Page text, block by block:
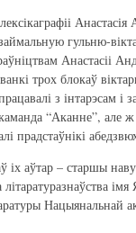
Анастасія
гульню-
Анастасіі
трох блокаў
з інтарэсам і
“Аканне”, але
прадстаўнікі
іх аўтар – старшы
Нацыянальнай